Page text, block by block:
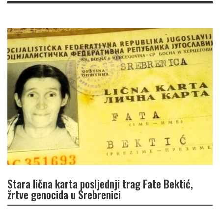
Stara lična karta posljednji trag Fate Bektić,
žrtve genocida u Srebrenici